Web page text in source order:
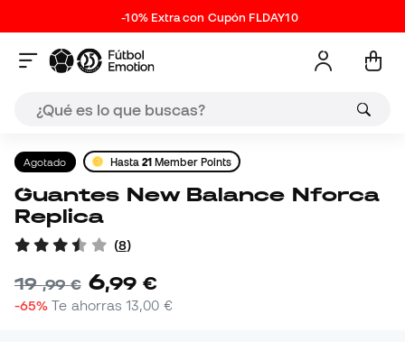
-10% Extra con Cupón FLDAY10
Agotado Hasta21 Member Points
Guantes New Balance Nforca
Replica
(8)
19,99 € 6,99 €
-65% Te ahorras13,00 €